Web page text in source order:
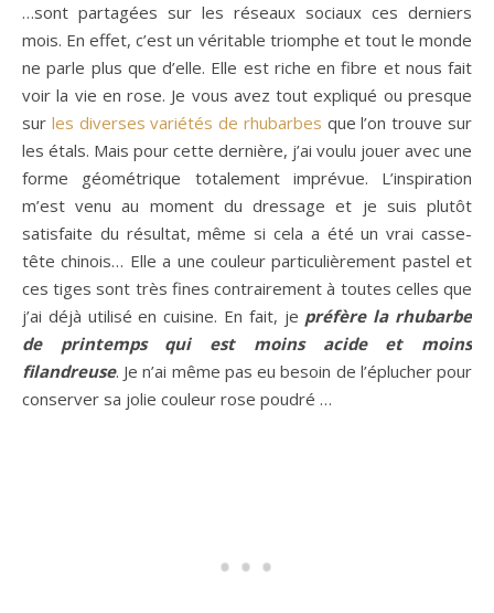
…sont partagées sur les réseaux sociaux ces derniers
mois. En effet, c’est un véritable triomphe et tout le monde
ne parle plus que d’elle. Elle est riche en fibre et nous fait
voir la vie en rose. Je vous avez tout expliqué ou presque
sur les diverses variétés de rhubarbes que l’on trouve sur
les étals. Mais pour cette dernière, j’ai voulu jouer avec une
forme géométrique totalement imprévue. L’inspiration
m’est venu au moment du dressage et je suis plutôt
satisfaite du résultat, même si cela a été un vrai casse-
tête chinois… Elle a une couleur particulièrement pastel et
ces tiges sont très fines contrairement à toutes celles que
j’ai déjà utilisé en cuisine. En fait, je préfère la rhubarbe
de printemps qui est moins acide et moins
filandreuse. Je n’ai même pas eu besoin de l’éplucher pour
conserver sa jolie couleur rose poudré …